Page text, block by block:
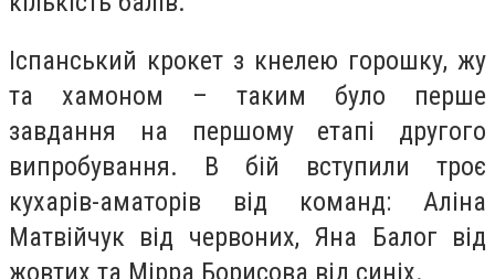
Іспанський крокет з кнелею горошку, жу
та хамоном – таким було перше
завдання на першому етапі другого
випробування. В бій вступили троє
кухарів-аматорів від команд: Аліна
Матвійчук від червоних, Яна Балог від
жовтих та Мірра Борисова від синіх.